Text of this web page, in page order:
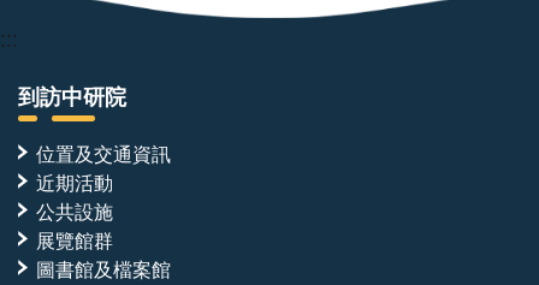
:::
到訪中研院
位置及交通資訊
近期活動
公共設施
展覽館群
圖書館及檔案館